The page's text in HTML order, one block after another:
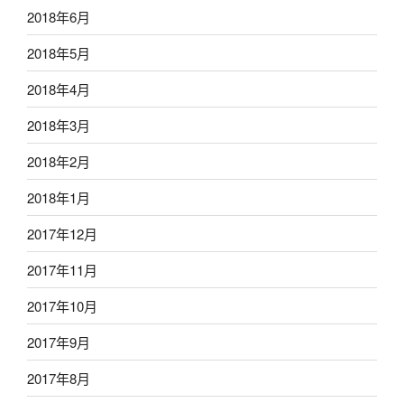
2018年6月
2018年5月
2018年4月
2018年3月
2018年2月
2018年1月
2017年12月
2017年11月
2017年10月
2017年9月
2017年8月